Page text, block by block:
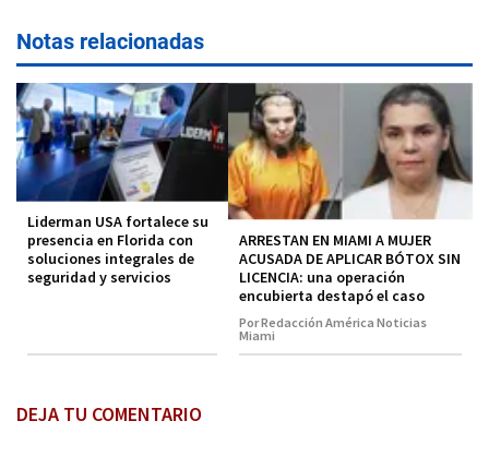
Notas relacionadas
Liderman USA fortalece su
presencia en Florida con
soluciones integrales de
seguridad y servicios
ARRESTAN EN MIAMI A MUJER
ACUSADA DE APLICAR BÓTOX SIN
LICENCIA: una operación
encubierta destapó el caso
Por Redacción América Noticias
Miami
DEJA TU COMENTARIO